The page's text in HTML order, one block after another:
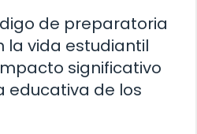
de preparatoria
la vida estudiantil
significativo
educativa de los